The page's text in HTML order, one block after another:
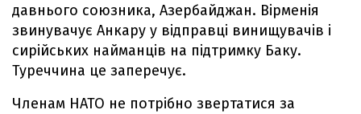
давнього союзника, Азербайджан. Вірменія
звинувачує Анкару у відправці винищувачів і
сирійських найманців на підтримку Баку.
Туреччина це заперечує.
Членам НАТО не потрібно звертатися за